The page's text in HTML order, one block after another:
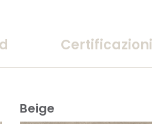
Certificazioni
Beige